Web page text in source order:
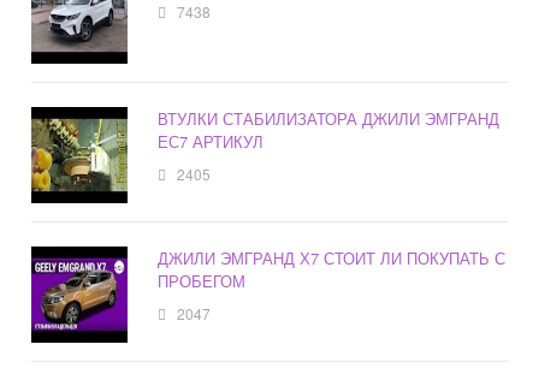
7438
ВТУЛКИ СТАБИЛИЗАТОРА ДЖИЛИ ЭМГРАНД
ЕС7 АРТИКУЛ
2405
ДЖИЛИ ЭМГРАНД Х7 СТОИТ ЛИ ПОКУПАТЬ С
ПРОБЕГОМ
2047